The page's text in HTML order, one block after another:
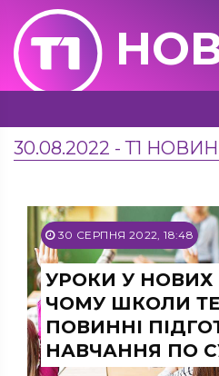
30.08.2022 - Т1
30 СЕРПНЯ 2022, 18:48
УРОКИ У НОВИХ
ЧОМУ ШКОЛИ
ПОВИННІ
НАВЧАННЯ ПО